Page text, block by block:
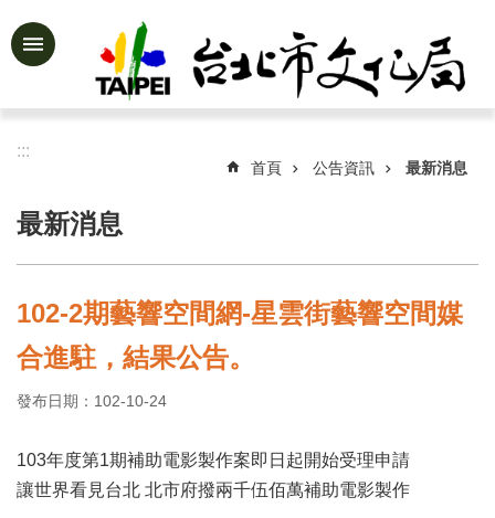
跳到主要內容區塊
進
告
訊
認
文
局
業
:::
首頁 公告資訊 最新消息
最新消息
102-2期藝響空間網-星雲街藝響空間媒
合進駐，結果公告。
發布日期：102-10-24
103年度第1期補助電影製作案即日起開始受理申請
讓世界看見台北 北市府撥兩千伍佰萬補助電影製作